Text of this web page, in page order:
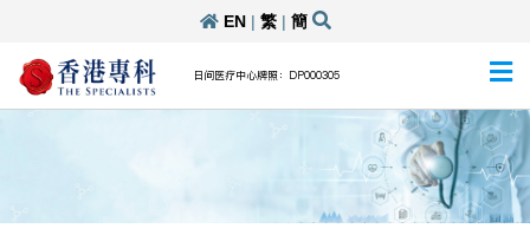
EN| 繁| 簡
日间医疗中心牌照：DP000305